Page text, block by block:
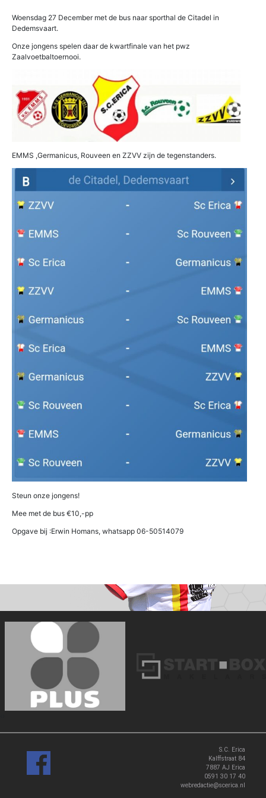
Woensdag 27 December met de bus naar sporthal de Citadel in
Dedemsvaart.
Onze jongens spelen daar de kwartfinale van het pwz
Zaalvoetbaltoernooi.
EMMS ,Germanicus, Rouveen en ZZVV zijn de tegenstanders.
Steun onze jongens!
Mee met de bus €10,-pp
Opgave bij :Erwin Homans, whatsapp 06-50514079
S.C. Erica
Kalffstraat 84
7887 AJ Erica
0591 30 17 40
webredactie@scerica.nl